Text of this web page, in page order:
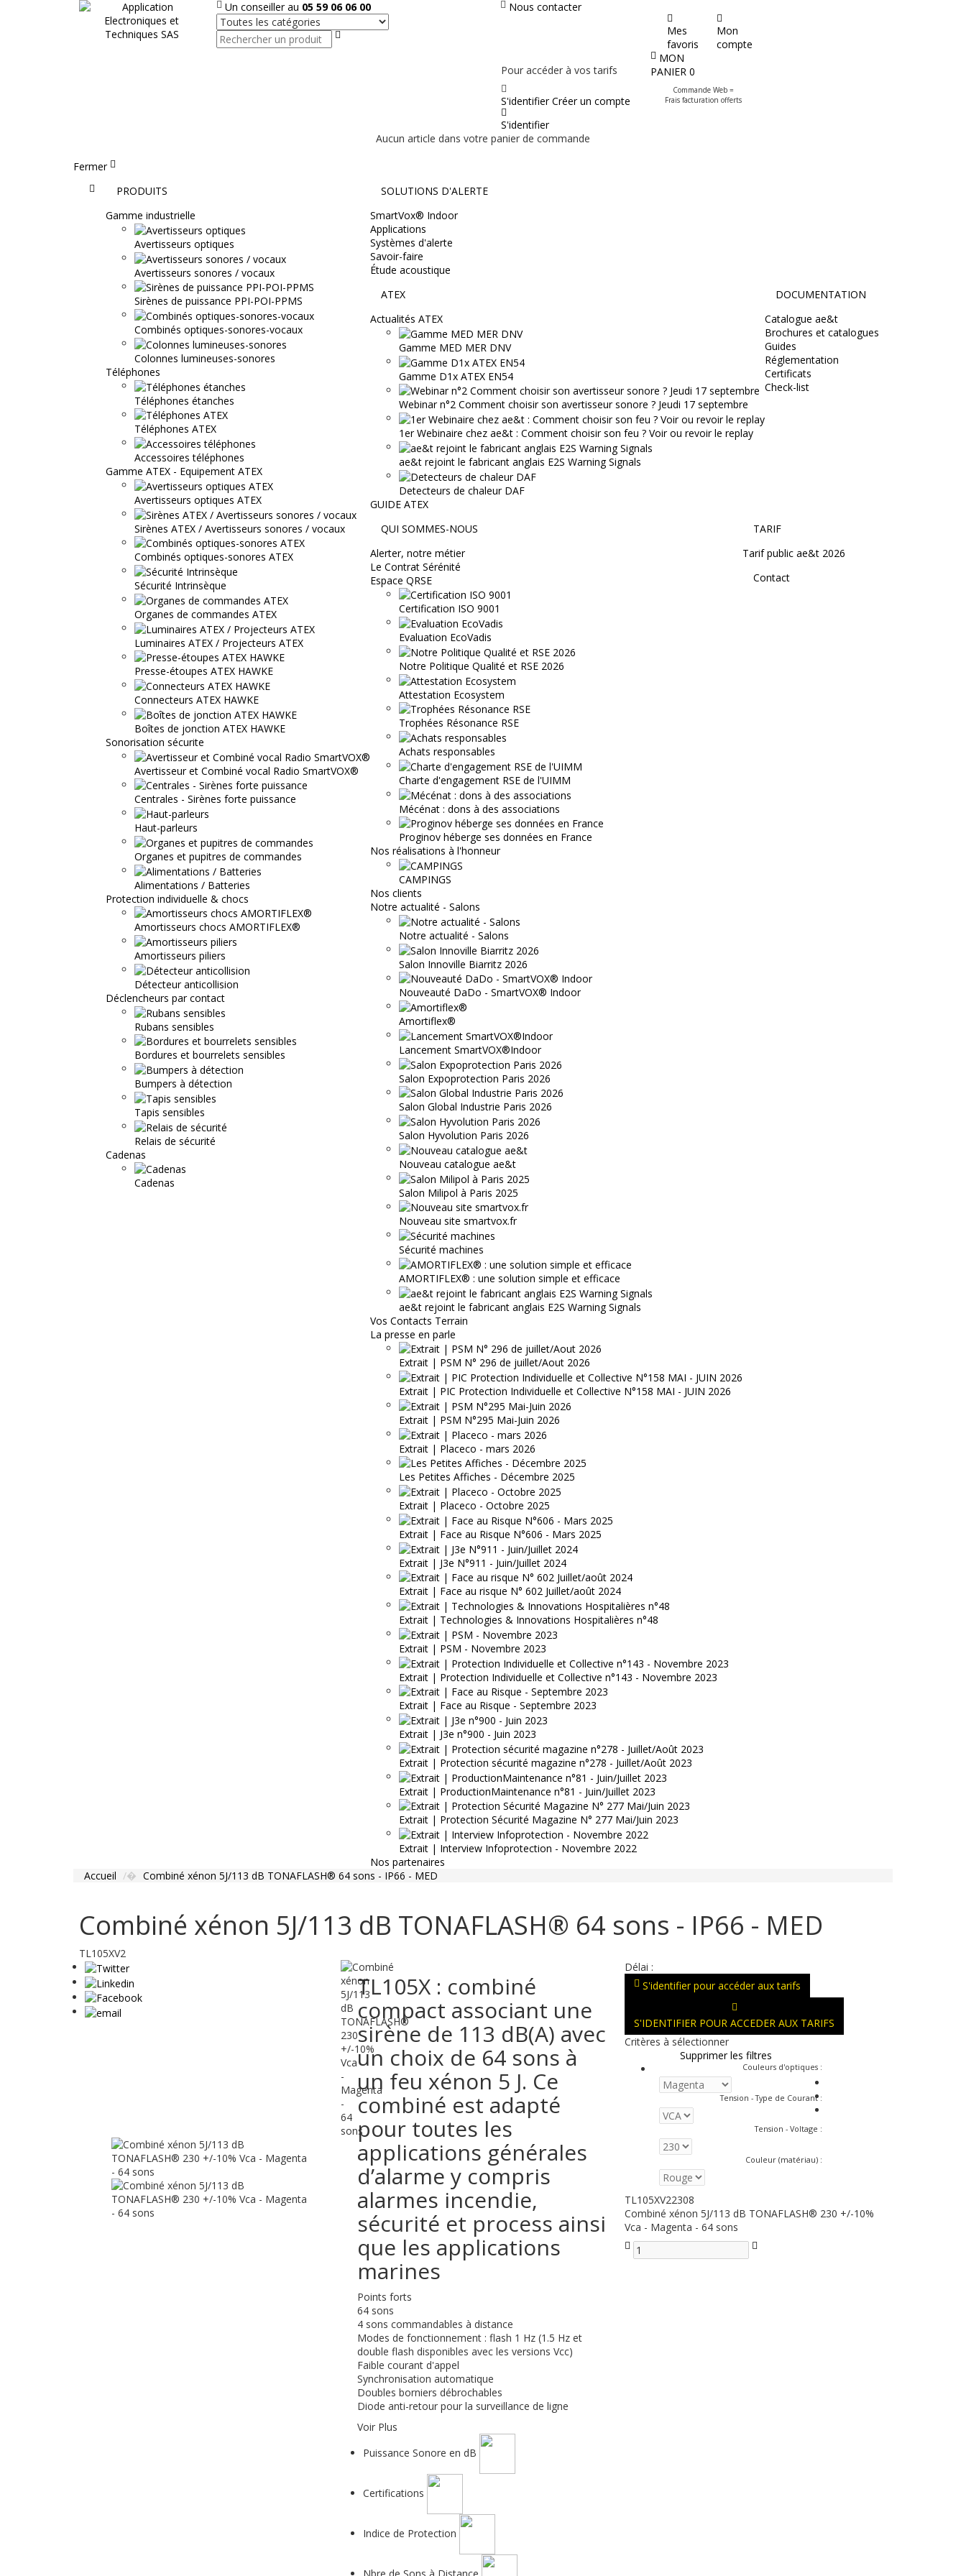
Un conseiller au 05 59 06 06 00 Nous contacter
Rechercher
Mes
favoris
Mon
compte
Pour accéder à vos tarifs
S'identifierCréer un compte
S'identifier
MON
PANIER 0
Commande Web =
Frais facturation offerts
Aucun article dans votre panier de commande
Fermer
AccueilPRODUITS
Gamme industrielle
Avertisseurs optiques
Avertisseurs sonores / vocaux
Sirènes de puissance PPI-POI-PPMS
Combinés optiques-sonores-vocaux
Colonnes lumineuses-sonores
Téléphones
Téléphones étanches
Téléphones ATEX
Accessoires téléphones
Gamme ATEX - Equipement ATEX
Avertisseurs optiques ATEX
Sirènes ATEX / Avertisseurs sonores / vocaux
Combinés optiques-sonores ATEX
Sécurité Intrinsèque
Organes de commandes ATEX
Luminaires ATEX / Projecteurs ATEX
Presse-étoupes ATEX HAWKE
Connecteurs ATEX HAWKE
Boîtes de jonction ATEX HAWKE
Sonorisation sécurite
Avertisseur et Combiné vocal Radio SmartVOX®
Centrales - Sirènes forte puissance
Haut-parleurs
Organes et pupitres de commandes
Alimentations / Batteries
Protection individuelle & chocs
Amortisseurs chocs AMORTIFLEX®
Amortisseurs piliers
Détecteur anticollision
Déclencheurs par contact
Rubans sensibles
Bordures et bourrelets sensibles
Bumpers à détection
Tapis sensibles
Relais de sécurité
Cadenas
Cadenas
SOLUTIONS D'ALERTE
SmartVox® Indoor
Applications
Systèmes d'alerte
Savoir-faire
Étude acoustique
ATEX
Actualités ATEX
Gamme MED MER DNV
Gamme D1x ATEX EN54
Webinar n°2 Comment choisir son avertisseur sonore ? Jeudi 17 septembre
1er Webinaire chez ae&t : Comment choisir son feu ? Voir ou revoir le replay
ae&t rejoint le fabricant anglais E2S Warning Signals
Detecteurs de chaleur DAF
GUIDE ATEX
DOCUMENTATION
Catalogue ae&t
Brochures et catalogues
Guides
Réglementation
Certificats
Check-list
QUI SOMMES-NOUS
Alerter, notre métier
Le Contrat Sérénité
Espace QRSE
Certification ISO 9001
Evaluation EcoVadis
Notre Politique Qualité et RSE 2026
Attestation Ecosystem
Trophées Résonance RSE
Achats responsables
Charte d'engagement RSE de l'UIMM
Mécénat : dons à des associations
Proginov héberge ses données en France
Nos réalisations à l'honneur
CAMPINGS
Nos clients
Notre actualité - Salons
Notre actualité - Salons
Salon Innoville Biarritz 2026
Nouveauté DaDo - SmartVOX® Indoor
Amortiflex®
Lancement SmartVOX®Indoor
Salon Expoprotection Paris 2026
Salon Global Industrie Paris 2026
Salon Hyvolution Paris 2026
Nouveau catalogue ae&t
Salon Milipol à Paris 2025
Nouveau site smartvox.fr
Sécurité machines
AMORTIFLEX® : une solution simple et efficace
ae&t rejoint le fabricant anglais E2S Warning Signals
Vos Contacts Terrain
La presse en parle
Extrait | PSM N° 296 de juillet/Aout 2026
Extrait | PIC Protection Individuelle et Collective N°158 MAI - JUIN 2026
Extrait | PSM N°295 Mai-Juin 2026
Extrait | Placeco - mars 2026
Les Petites Affiches - Décembre 2025
Extrait | Placeco - Octobre 2025
Extrait | Face au Risque N°606 - Mars 2025
Extrait | J3e N°911 - Juin/Juillet 2024
Extrait | Face au risque N° 602 Juillet/août 2024
Extrait | Technologies & Innovations Hospitalières n°48
Extrait | PSM - Novembre 2023
Extrait | Protection Individuelle et Collective n°143 - Novembre 2023
Extrait | Face au Risque - Septembre 2023
Extrait | J3e n°900 - Juin 2023
Extrait | Protection sécurité magazine n°278 - Juillet/Août 2023
Extrait | ProductionMaintenance n°81 - Juin/Juillet 2023
Extrait | Protection Sécurité Magazine N° 277 Mai/Juin 2023
Extrait | Interview Infoprotection - Novembre 2022
Nos partenaires
TARIF
Tarif public ae&t 2026
Contact
Accueil Combiné xénon 5J/113 dB TONAFLASH® 64 sons - IP66 - MED
Combiné xénon 5J/113 dB TONAFLASH® 64 sons - IP66 - MED
TL105XV2
TL105X : combiné
compact associant une
sirène de 113 dB(A) avec
un choix de 64 sons à
un feu xénon 5 J. Ce
combiné est adapté
pour toutes les
applications générales
d’alarme y compris
alarmes incendie,
sécurité et process ainsi
que les applications
marines
Points forts
64 sons
4 sons commandables à distance
Modes de fonctionnement : flash 1 Hz (1.5 Hz et
double flash disponibles avec les versions Vcc)
Faible courant d'appel
Synchronisation automatique
Doubles borniers débrochables
Diode anti-retour pour la surveillance de ligne
Voir Plus
Puissance Sonore en dB
Certifications
Indice de Protection
Délai :
S'identifier pour accéder aux tarifs
S'IDENTIFIER POUR ACCEDER AUX TARIFS
Critères à sélectionner
Supprimer les filtres
Couleurs d'optiques :
Tension - Type de Courant:
Tension - Voltage :
Couleur (matériau) :
TL105XV22308
Combiné xénon 5J/113 dB TONAFLASH® 230 +/-10%
Vca - Magenta - 64 sons